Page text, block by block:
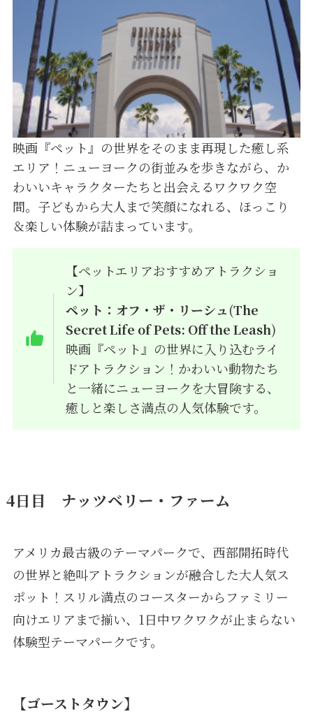
映画『ペット』の世界をそのまま再現した癒し系
エリア！ニューヨークの街並みを歩きながら、か
わいいキャラクターたちと出会えるワクワク空
間。子どもから大人まで笑顔になれる、ほっこり
＆楽しい体験が詰まっています。
【ペットエリアおすすめアトラクショ
ン】
ペット：オフ・ザ・リーシュ(The
Secret Life of Pets: Off the Leash)
映画『ペット』の世界に入り込むライ
ドアトラクション！かわいい動物たち
と一緒にニューヨークを大冒険する、
癒しと楽しさ満点の人気体験です。
4日目 ナッツベリー・ファーム
アメリカ最古級のテーマパークで、西部開拓時代
の世界と絶叫アトラクションが融合した大人気ス
ポット！スリル満点のコースターからファミリー
向けエリアまで揃い、1日中ワクワクが止まらない
体験型テーマパークです。
【ゴーストタウン】